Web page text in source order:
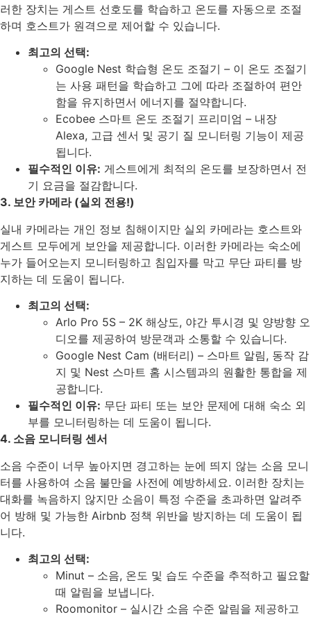
러한 장치는 게스트 선호도를 학습하고 온도를 자동으로 조절
하며 호스트가 원격으로 제어할 수 있습니다.
최고의 선택:
Google Nest 학습형 온도 조절기 – 이 온도 조절기
는 사용 패턴을 학습하고 그에 따라 조절하여 편안
함을 유지하면서 에너지를 절약합니다.
Ecobee 스마트 온도 조절기 프리미엄 – 내장
Alexa, 고급 센서 및 공기 질 모니터링 기능이 제공
됩니다.
필수적인 이유: 게스트에게 최적의 온도를 보장하면서 전
기 요금을 절감합니다.
3. 보안 카메라 (실외 전용!)
실내 카메라는 개인 정보 침해이지만 실외 카메라는 호스트와
게스트 모두에게 보안을 제공합니다. 이러한 카메라는 숙소에
누가 들어오는지 모니터링하고 침입자를 막고 무단 파티를 방
지하는 데 도움이 됩니다.
최고의 선택:
Arlo Pro 5S – 2K 해상도, 야간 투시경 및 양방향 오
디오를 제공하여 방문객과 소통할 수 있습니다.
Google Nest Cam (배터리) – 스마트 알림, 동작 감
지 및 Nest 스마트 홈 시스템과의 원활한 통합을 제
공합니다.
필수적인 이유: 무단 파티 또는 보안 문제에 대해 숙소 외
부를 모니터링하는 데 도움이 됩니다.
4. 소음 모니터링 센서
소음 수준이 너무 높아지면 경고하는 눈에 띄지 않는 소음 모니
터를 사용하여 소음 불만을 사전에 예방하세요. 이러한 장치는
대화를 녹음하지 않지만 소음이 특정 수준을 초과하면 알려주
어 방해 및 가능한 Airbnb 정책 위반을 방지하는 데 도움이 됩
니다.
최고의 선택:
Minut – 소음, 온도 및 습도 수준을 추적하고 필요할
때 알림을 보냅니다.
Roomonitor – 실시간 소음 수준 알림을 제공하고